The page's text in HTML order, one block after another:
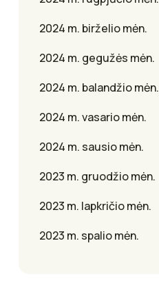
2024 m. birželio mėn.
2024 m. gegužės mėn.
2024 m. balandžio mėn.
2024 m. vasario mėn.
2024 m. sausio mėn.
2023 m. gruodžio mėn.
2023 m. lapkričio mėn.
2023 m. spalio mėn.